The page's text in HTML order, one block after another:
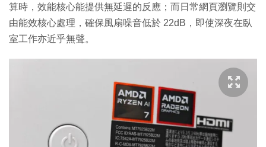
算時，效能核心能提供無延遲的反應；而日常網頁瀏覽則交
由能效核心處理，確保風扇噪音低於 22dB，即使深夜在臥
室工作亦近乎無聲。